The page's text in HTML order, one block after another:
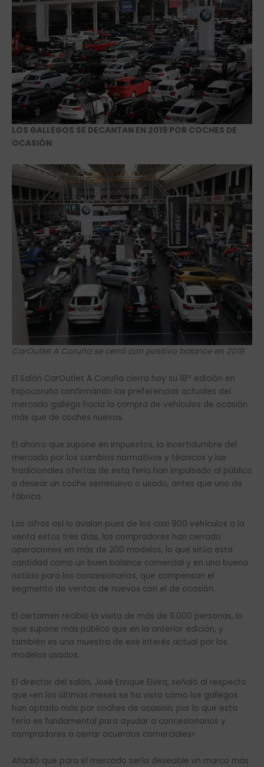
LOS GALLEGOS SE DECANTAN EN 2019 POR COCHES DE
OCASIÓN
CarOutlet A Coruña se cerró con positivo balance en 2019.
El Salón CarOutlet A Coruña cierra hoy su 18ª edición en
Expocoruña confirmando las preferencias actuales del
mercado gallego hacia la compra de vehículos de ocasión
más que de coches nuevos.
El ahorro que supone en impuestos, la incertidumbre del
mercado por los cambios normativos y técnicos y las
tradicionales ofertas de esta feria han impulsado al público
a desear un coche seminuevo o usado, antes que uno de
fábrica.
Las cifras así lo avalan pues de los casi 900 vehículos a la
venta estos tres días, los compradores han cerrado
operaciones en más de 200 modelos, lo que sitúa esta
cantidad como un buen balance comercial y en una buena
noticia para los concesionarios, que compensan el
segmento de ventas de nuevos con el de ocasión.
El certamen recibió la visita de más de 11.000 personas, lo
que supone más público que en la anterior edición, y
también es una muestra de ese interés actual por los
modelos usados.
El director del salón, José Enrique Elvira, señaló al respecto
que «en los últimos meses se ha visto cómo los gallegos
han optado más por coches de ocasion, por lo que esta
feria es fundamental para ayudar a concesionarios y
compradores a cerrar acuerdos comerciales».
Añadió que para el mercado sería deseable un marco más